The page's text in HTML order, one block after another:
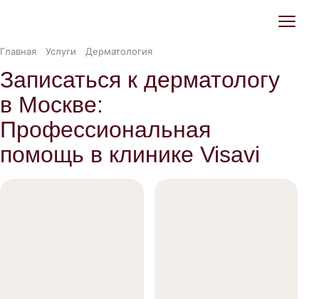
Главная Услуги Дерматология
Записаться к дерматологу
в Москве:
Профессиональная
помощь в клинике Visavi